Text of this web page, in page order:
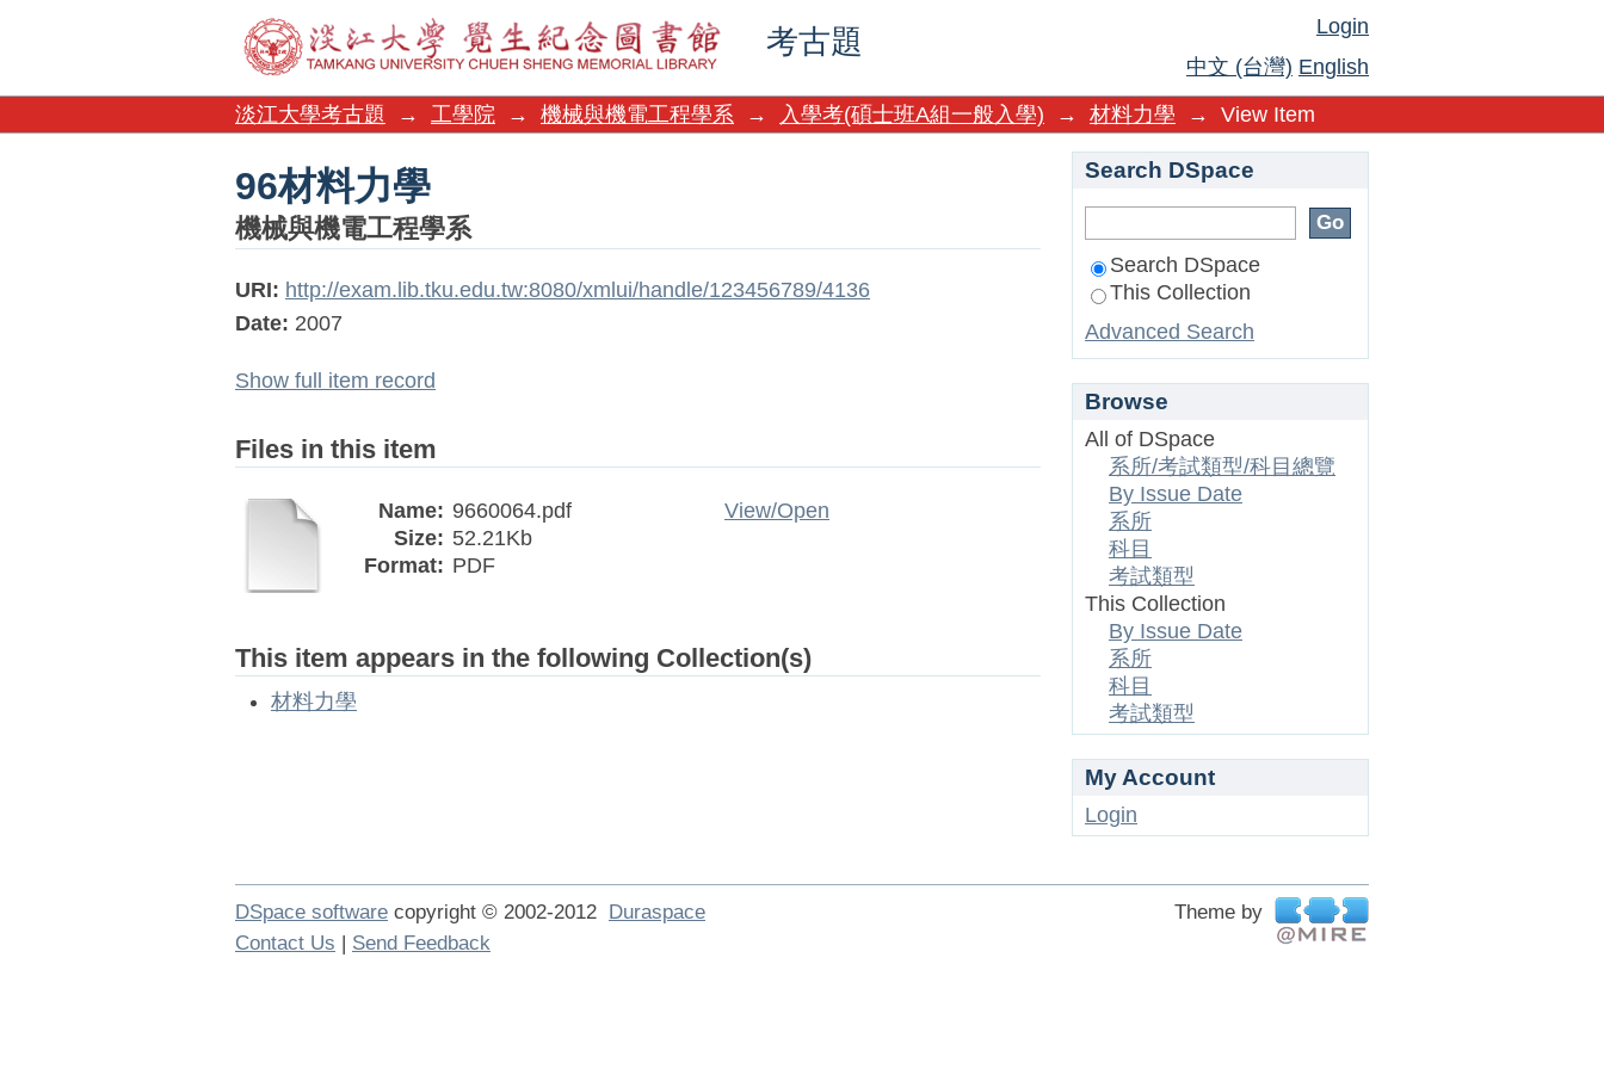
考古題
96材料力學
Login
中文 (台灣) English
淡江大學考古題
→ 工學院 → 機械與機電工程學系 → 入學考(碩士班A組一般入學) → 材料力學 → View Item
96材料力學
機械與機電工程學系
URI: http://exam.lib.tku.edu.tw:8080/xmlui/handle/123456789/4136
Date: 2007
Show full item record
Files in this item
Name: 9660064.pdf
Size: 52.21Kb
Format: PDF
View/Open
This item appears in the following Collection(s)
材料力學
Search DSpace
Search DSpace
This Collection
Advanced Search
Browse
All of DSpace
系所/考試類型/科目總覽
By Issue Date
系所
科目
考試類型
This Collection
By Issue Date
系所
科目
考試類型
My Account
Login
DSpace software copyright © 2002-2012 Duraspace
Theme by
Contact Us | Send Feedback